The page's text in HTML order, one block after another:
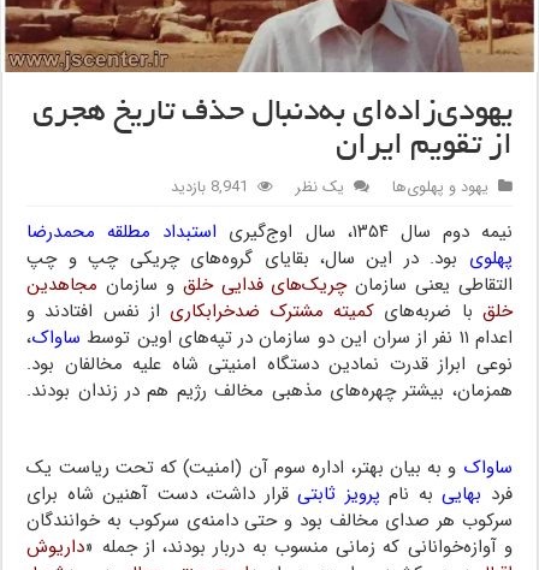
یهودی‌زاده‌ای به‌دنبال حذف تاریخ هجری
از تقویم ایران
یهود و پهلوی‌ها یک نظر 8,941 بازدید
نیمه دوم سال ۱۳۵۴، سال اوج‌گیری
استبداد مطلقه محمدرضا
پهلوی بود. در این سال، بقایای گروه‌های چریکی چپ و چپ
التقاطی یعنی سازمانچریک‌های فدایی خلق و سازمان مجاهدین
خلق با ضربه‌های کمیته مشترک ضدخرابکاری از نفس افتادند و
اعدام ۱۱ نفر از سران این دو سازمان در تپه‌های اوین توسط
ساواک،
نوعی ابراز قدرت نمادین دستگاه امنیتی شاه علیه مخالفان بود.
همزمان، بیشتر چهره‌های مذهبی مخالف رژیم هم در زندان بودند.
ساواک و به بیان بهتر، اداره سوم آن (امنیت) که تحت ریاست یک
فرد بهاییبه نام پرویز ثابتیقرار داشت، دست آهنین شاه برای
سرکوب هر صدای مخالف بود و حتی دامنه‌ی سرکوب به خوانندگان
و آوازه‌خوانانی که زمانی منسوب به دربار بودند، از جمله «داریوش